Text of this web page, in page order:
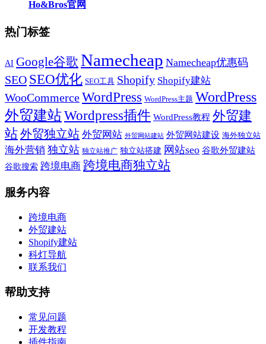
Ho&Bros官网
热门标签
AI Google谷歌 Namecheap Namecheap优惠码
SEO SEO优化 SEO工具 Shopify Shopify建站
WooCommerceWordPress WordPress主题 WordPress
外贸建站Wordpress插件 WordPress教程 外贸建
站外贸独立站 外贸网站 外贸网站建站 外贸网站建设 海外独立站
海外营销 独立站 独立站推广 独立站搭建 网站seo 谷歌外贸建站
谷歌搜索 跨境电商 跨境电商独立站
服务内容
跨境电商
外贸建站
Shopify建站
科灯导航
联系我们
帮助支持
常见问题
开发教程